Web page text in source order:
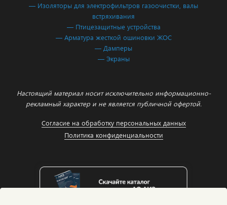
— Изоляторы для электрофильтров газоочистки, валы
встряхивания
— Птицезащитные устройства
— Арматура жесткой ошиновки ЖОС
— Дамперы
— Экраны
Настоящий материал носит исключительно информационно-
рекламный характер и не является публичной офертой.
Согласие на обработку персональных данных
Политика конфиденциальности